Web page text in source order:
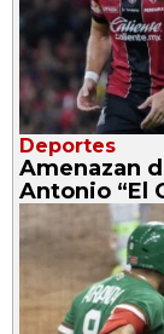
Deportes
Amenazan
Antonio “El